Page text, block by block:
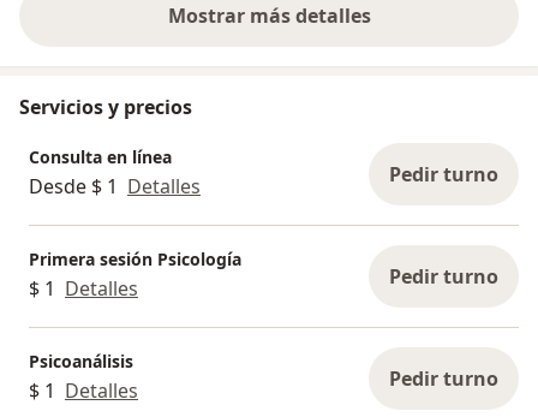
Mostrar más detalles
sobre la experiencia
Servicios y precios
Consulta en línea
Desde $ 1 Detalles Pedir turno
Primera sesión Psicología
$ 1 Detalles Pedir turno
Psicoanálisis
$ 1 Detalles Pedir turno